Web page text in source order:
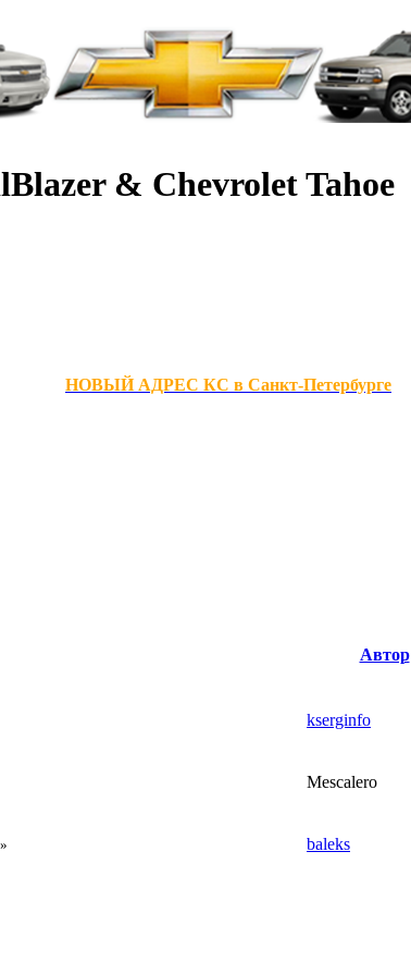
& Chevrolet Tahoe
НОВЫЙ АДРЕС КС в Санкт-Петербурге
Автор
kserginfo
Mescalero
» baleks